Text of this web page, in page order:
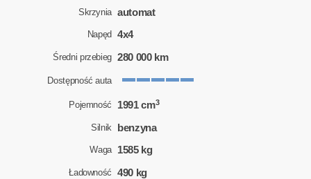
Skrzynia automat
Napęd 4x4
Średni przebieg 280 000 km
Dostępność auta
Pojemność 1991 cm3
Silnik benzyna
Waga 1585 kg
Ładowność 490 kg